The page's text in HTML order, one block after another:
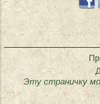
Эту страничку